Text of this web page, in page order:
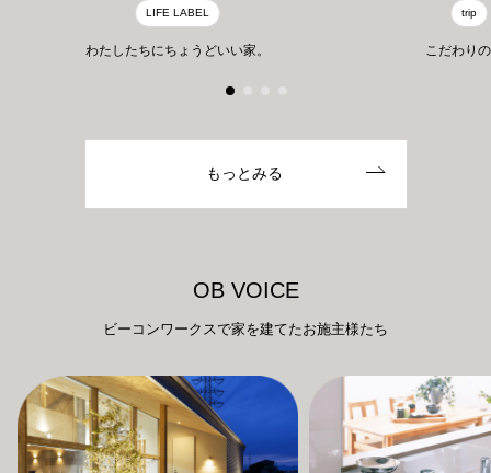
LIFE LABEL
わたしたちにちょうどいい家。
trip
こだわり
もっとみる
OB VOICE
ビーコンワークスで家を建てたお施主様たち